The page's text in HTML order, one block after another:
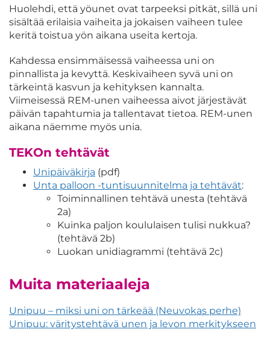
Huolehdi, että yöunet ovat tarpeeksi pitkät, sillä uni
sisältää erilaisia vaiheita ja jokaisen vaiheen tulee
keritä toistua yön aikana useita kertoja.
Kahdessa ensimmäisessä vaiheessa uni on
pinnallista ja kevyttä. Keskivaiheen syvä uni on
tärkeintä kasvun ja kehityksen kannalta.
Viimeisessä REM-unen vaiheessa aivot järjestävät
päivän tapahtumia ja tallentavat tietoa. REM-unen
aikana näemme myös unia.
TEKOn tehtävät
Unipäiväkirja (pdf)
Unta palloon -tuntisuunnitelma ja tehtävät:
Toiminnallinen tehtävä unesta (tehtävä
2a)
Kuinka paljon koululaisen tulisi nukkua?
(tehtävä 2b)
Luokan unidiagrammi (tehtävä 2c)
Muita materiaaleja
Unipuu – miksi uni on tärkeää (Neuvokas perhe)
Unipuu: väritystehtävä unen ja levon merkitykseen